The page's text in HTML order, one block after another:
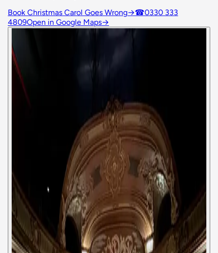
Book Christmas Carol Goes Wrong→☎0330 333
4809Open in Google Maps→